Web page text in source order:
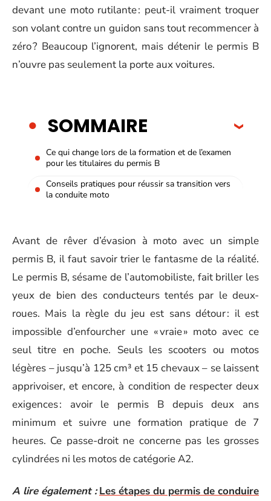
devant une moto rutilante : peut-il vraiment troquer
son volant contre un guidon sans tout recommencer à
zéro ? Beaucoup l’ignorent, mais détenir le permis B
n’ouvre pas seulement la porte aux voitures.
SOMMAIRE
Ce qui change lors de la formation et de l’examen
pour les titulaires du permis B
Conseils pratiques pour réussir sa transition vers
la conduite moto
Avant de rêver d’évasion à moto avec un simple
permis B, il faut savoir trier le fantasme de la réalité.
Le permis B, sésame de l’automobiliste, fait briller les
yeux de bien des conducteurs tentés par le deux-
roues. Mais la règle du jeu est sans détour : il est
impossible d’enfourcher une « vraie » moto avec ce
seul titre en poche. Seuls les scooters ou motos
légères – jusqu’à 125 cm³ et 15 chevaux – se laissent
apprivoiser, et encore, à condition de respecter deux
exigences : avoir le permis B depuis deux ans
minimum et suivre une formation pratique de 7
heures. Ce passe-droit ne concerne pas les grosses
cylindrées ni les motos de catégorie A2.
A lire également : Les étapes du permis de conduire